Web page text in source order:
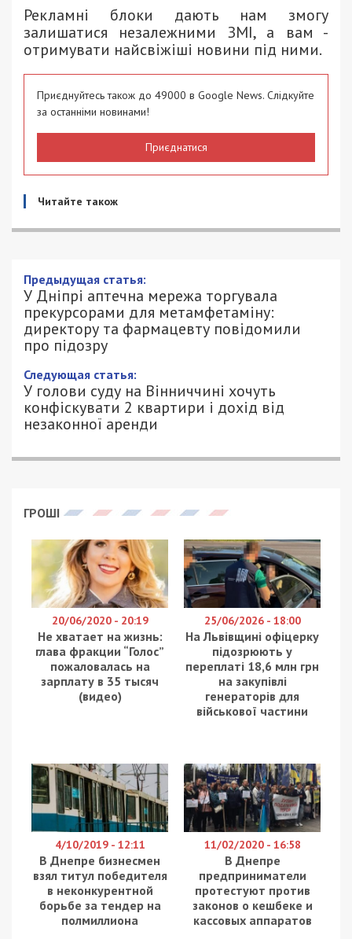
Рекламні блоки дають нам змогу
залишатися незалежними ЗМІ, а вам -
отримувати найсвіжіші новини під ними.
Приєднуйтесь також до 49000 в Google News. Слідкуйте
за останніми новинами!
Приєднатися
Читайте також
У Дніпрі аптечна мережа торгувала
прекурсорами для метамфетаміну:
директору та фармацевту повідомили
про підозру
14/05/2026 - 21:40
ПЕТРО ЩУКІН - СПЕЦИАЛЬНО ДЛЯ
49000.COM.UA
За процесуального керівництва Центральної
окружної прокуратури міста Дніпра повідомлено
про підозру директору аптечної мережі та
фармацевту. Їх звинувачують в організації схеми
посиланням на Дніпропетровську обласну
прокуратуру.
Реалізація препаратів “насипом”
За версією слідства, директор мережі налагодив
механізм реалізації псевдоефедриновмісних
лікарських засобів, залучивши до схеми
працівника однієї з аптек. Починаючи з березня
2026 року, підозрювані продавали ці препарати
без відповідних ліцензій та рецептів лікарів.